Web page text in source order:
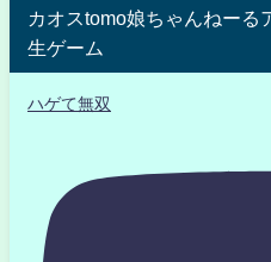
カオスtomo娘ちゃんねーる
生ゲーム
ハゲて無双